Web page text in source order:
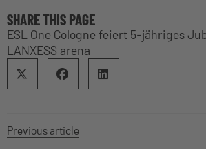
SHARE THIS PAGE
ESL One Cologne feiert 5-jähriges
LANXESS arena
Previous article